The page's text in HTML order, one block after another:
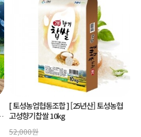
[ 토성농업협동조합 ][25년산] 토성농협
고성향기찹쌀 10kg
52,000원